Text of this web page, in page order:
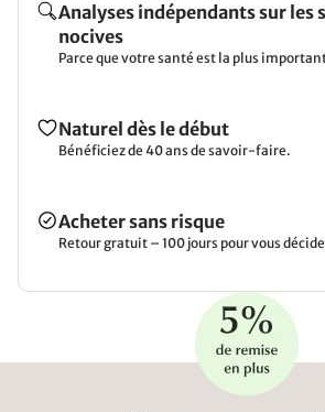
Analyses indépendants sur les
nocives
Parce que votre santé est la plus
Naturel dès le début
Bénéficiez de 40 ans de savoir-faire.
Acheter sans risque
Retour gratuit – 100 jours pour vous